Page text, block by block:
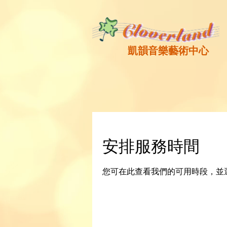
凱韻音樂藝術中心
安排服務時間
您可在此查看我們的可用時段，